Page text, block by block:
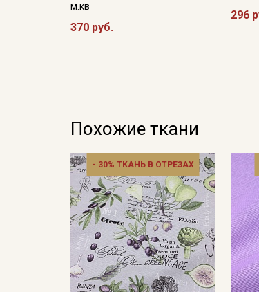
м.кв
370 руб.
296
Похожие ткани
- 30% ТКАНЬ В ОТРЕЗАХ